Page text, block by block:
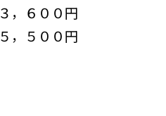
３，６００円
５，５００円